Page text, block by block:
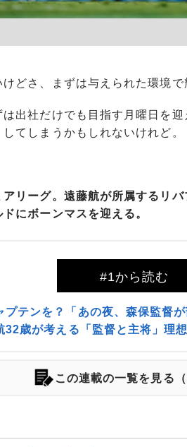
けどさ、まずは与えられた環境で
出社だけでも目指す月曜日を
てしまうかもしれないけれど。
リーグ。遠藤航が所属するリ
にボーンマスを迎える。
#1から読む
プテンを？「あの夜、森保監督
32歳が考える「監督と主将」理
この連載の一覧を見る（